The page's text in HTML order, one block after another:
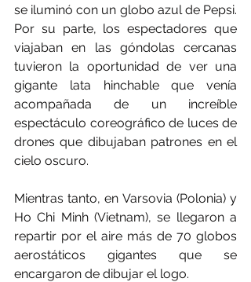
se iluminó con un globo azul de Pepsi.
Por su parte, los espectadores que
viajaban en las góndolas cercanas
tuvieron la oportunidad de ver una
gigante lata hinchable que venía
acompañada de un increíble
espectáculo coreográfico de luces de
drones que dibujaban patrones en el
cielo oscuro.
Mientras tanto, en Varsovia (Polonia) y
Ho Chi Minh (Vietnam), se llegaron a
repartir por el aire más de 70 globos
aerostáticos gigantes que se
encargaron de dibujar el logo.